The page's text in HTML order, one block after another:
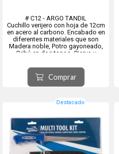
# C12 - ARGO TANDIL
Cuchillo verijero con hoja de 12cm
en acero al carbono. Encabado en
diferentes materiales que son
Madera noble, Potro gayoneado,
Cebú en dos tonos, Ciervo y
Madera y alpaca lisa, Madera y
alpaca decorada, Trenzado, Tejido
con Alpaca Lisa, Tejido ...
Comprar
Destacado